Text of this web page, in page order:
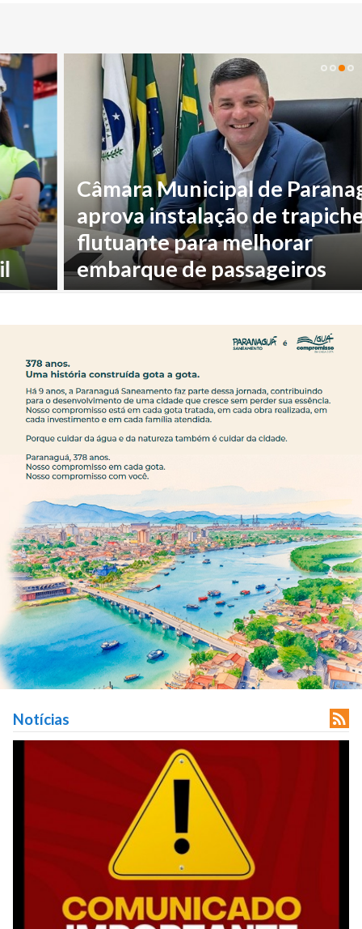
Câmara Municipal de Paranaguá
aprova instalação de trapiche
flutuante para melhorar
embarque de passageiros
Notícias 